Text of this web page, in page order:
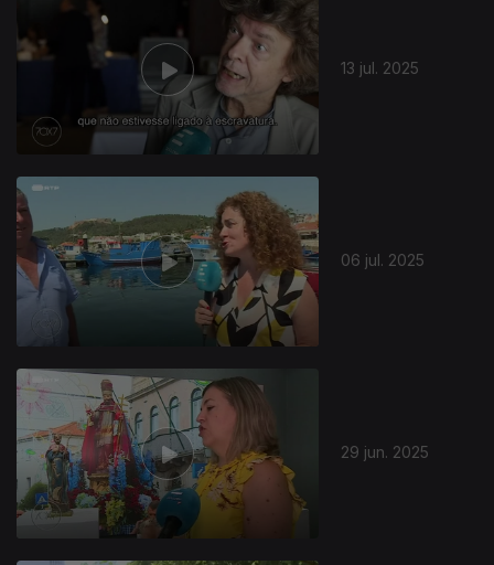
13 jul. 2025
06 jul. 2025
29 jun. 2025